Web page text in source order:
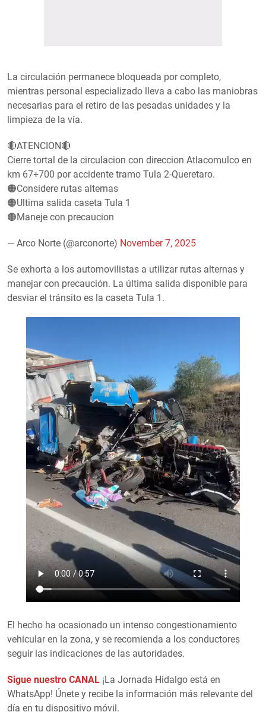
La circulación permanece bloqueada por completo,
mientras personal especializado lleva a cabo las maniobras
necesarias para el retiro de las pesadas unidades y la
limpieza de la vía.
🔴ATENCION🔴
Cierre tortal de la circulacion con direccion Atlacomulco en
km 67+700 por accidente tramo Tula 2-Queretaro.
🟠Considere rutas alternas
🟠Ultima salida caseta Tula 1
🟠Maneje con precaucion
— Arco Norte (@arconorte) November 7, 2025
Se exhorta a los automovilistas a utilizar rutas alternas y
manejar con precaución. La última salida disponible para
desviar el tránsito es la caseta Tula 1.
El hecho ha ocasionado un intenso congestionamiento
vehicular en la zona, y se recomienda a los conductores
seguir las indicaciones de las autoridades.
Sigue nuestro CANAL ¡La Jornada Hidalgo está en
WhatsApp! Únete y recibe la información más relevante del
día en tu dispositivo móvil.